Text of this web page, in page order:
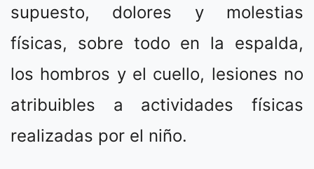
supuesto, dolores y molestias
físicas, sobre todo en la espalda,
los hombros y el cuello, lesiones no
atribuibles a actividades físicas
realizadas por el niño.